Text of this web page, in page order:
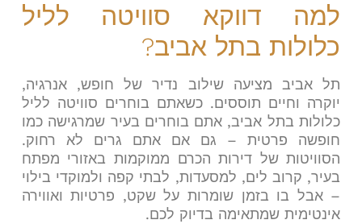
למה דווקא סוויטה לליל
כלולות בתל אביב?
תל אביב מציעה שילוב נדיר של חופש, אנרגיה,
יוקרה וחיים תוססים. כשאתם בוחרים סוויטה לליל
כלולות בתל אביב, אתם בוחרים בעיר שמרגישה כמו
חופשה פרטית – גם אם אתם גרים לא רחוק.
הסוויטות של דירות הכרם ממוקמות באזורי מפתח
בעיר, קרוב לים, למסעדות, לבתי קפה ולמוקדי בילוי
– אבל בו בזמן שומרות על שקט, פרטיות ואווירה
אינטימית שמתאימה בדיוק לכם.